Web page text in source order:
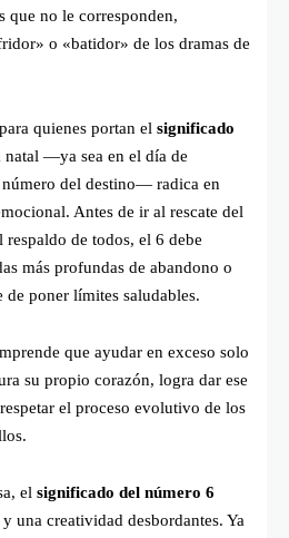
que no le corresponden,
o «batidor» de los dramas de
quienes portan el significado
natal —ya sea en el día de
del destino— radica en
Antes de ir al rescate del
de todos, el 6 debe
más profundas de abandono o
poner límites saludables.
que ayudar en exceso solo
su propio corazón, logra dar ese
el proceso evolutivo de los
el significado del número 6
una creatividad desbordantes. Ya